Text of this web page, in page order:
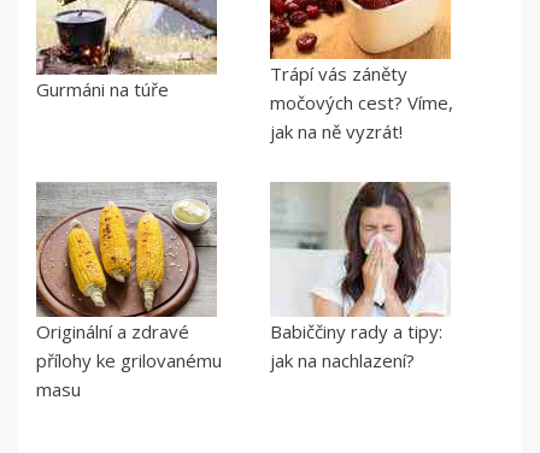
Gurmáni na túře
Trápí vás záněty
močových cest? Víme,
jak na ně vyzrát!
Originální a zdravé
přílohy ke grilovanému
masu
Babiččiny rady a tipy:
jak na nachlazení?